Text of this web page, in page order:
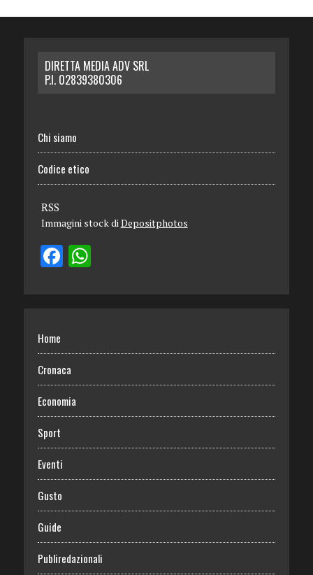
DIRETTA MEDIA ADV SRL
P.I. 02839380306
Chi siamo
Codice etico
RSS
Immagini stock diDepositphotos
Home
Cronaca
Economia
Sport
Eventi
Gusto
Guide
Publiredazionali